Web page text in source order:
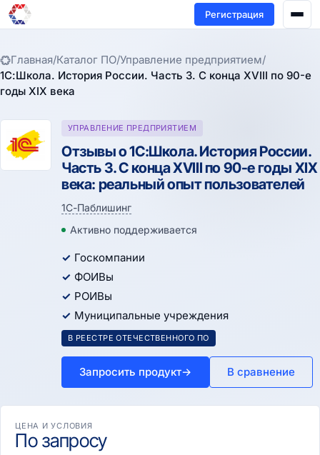
Регистрация
Главная/Каталог ПО/Управление предприятием/
1С:Школа. История России. Часть 3. С конца XVIII по 90-е
годы XIX века
УПРАВЛЕНИЕ ПРЕДПРИЯТИЕМ
Отзывы о 1С:Школа. История России.
Часть 3. С конца XVIII по 90-е годы XIX
века: реальный опыт пользователей
1С-Паблишинг
Активно поддерживается
Госкомпании
ФОИВы
РОИВы
Муниципальные учреждения
В РЕЕСТРЕ ОТЕЧЕСТВЕННОГО ПО
Запросить продукт→ В сравнение
ЦЕНА И УСЛОВИЯ
По запросу